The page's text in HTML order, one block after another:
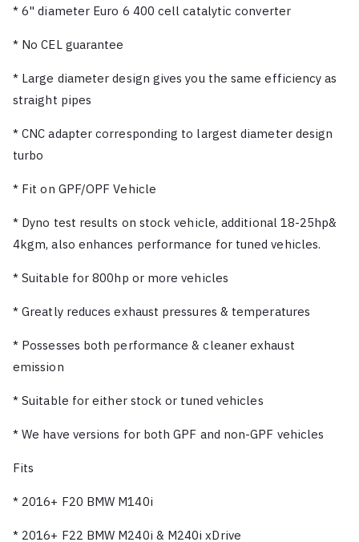
* 6" diameter Euro 6 400 cell catalytic converter
* No CEL guarantee
* Large diameter design gives you the same efficiency as
straight pipes
* CNC adapter corresponding to largest diameter design
turbo
* Fit on GPF/OPF Vehicle
* Dyno test results on stock vehicle, additional 18-25hp&
4kgm, also enhances performance for tuned vehicles.
* Suitable for 800hp or more vehicles
* Greatly reduces exhaust pressures & temperatures
* Possesses both performance & cleaner exhaust
emission
* Suitable for either stock or tuned vehicles
* We have versions for both GPF and non-GPF vehicles
Fits
* 2016+ F20 BMW M140i
* 2016+ F22 BMW M240i & M240i xDrive